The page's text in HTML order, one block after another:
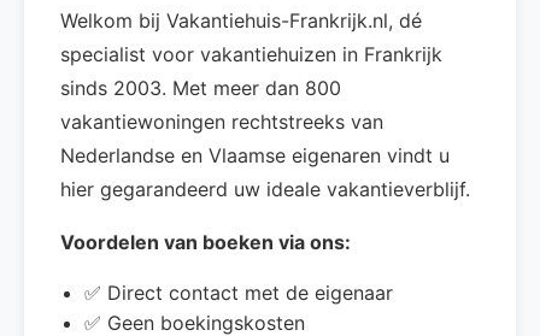
Welkom bij Vakantiehuis-Frankrijk.nl, dé
specialist voor vakantiehuizen in Frankrijk
sinds 2003. Met meer dan 800
vakantiewoningen rechtstreeks van
Nederlandse en Vlaamse eigenaren vindt u
hier gegarandeerd uw ideale vakantieverblijf.
Voordelen van boeken via ons:
✅ Direct contact met de eigenaar
✅ Geen boekingskosten